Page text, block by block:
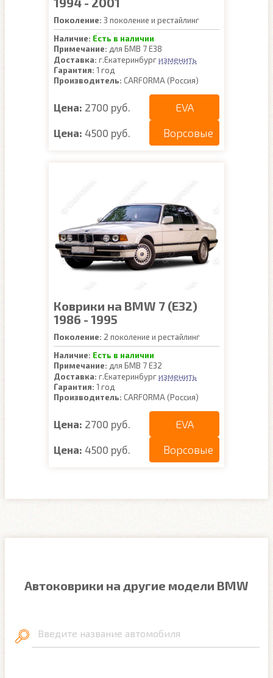
Поколение: 3 поколение и рестайлинг
Наличие: Есть в наличии
Примечание: для БМВ 7 Е38
Доставка: г.Екатеринбургизменить
Гарантия: 1 год
Производитель: CARFORMA (Россия)
Цена: 2700 руб. EVA
Цена: 4500 руб. Ворсовые
Коврики на BMW 7 (E32)
1986 - 1995
Поколение: 2 поколение и рестайлинг
Наличие: Есть в наличии
Примечание: для БМВ 7 Е32
Доставка: г.Екатеринбургизменить
Гарантия: 1 год
Производитель: CARFORMA (Россия)
Цена: 2700 руб. EVA
Цена: 4500 руб. Ворсовые
Автоковрики на другие модели BMW
Введите название автомобиля